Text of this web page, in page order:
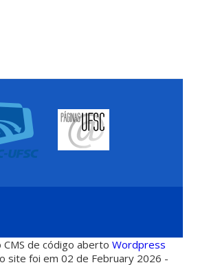
CMS de código abertoWordpress
site foi em 02 de February 2026 -